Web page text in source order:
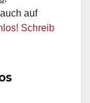
auf
Schreib